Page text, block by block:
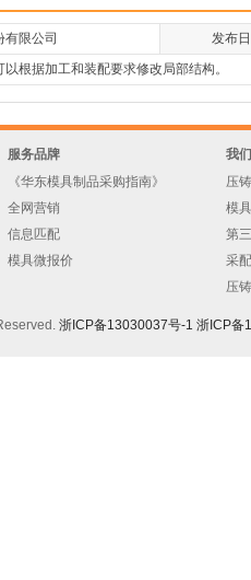
有限公司
发布
根据加工和装配要求修改局部结构。
服务品牌
《华东模具制品采购指南》
全网营销
信息匹配
模具微报价
我
压
模
第
采
压
浙ICP备13030037号-1 浙ICP备